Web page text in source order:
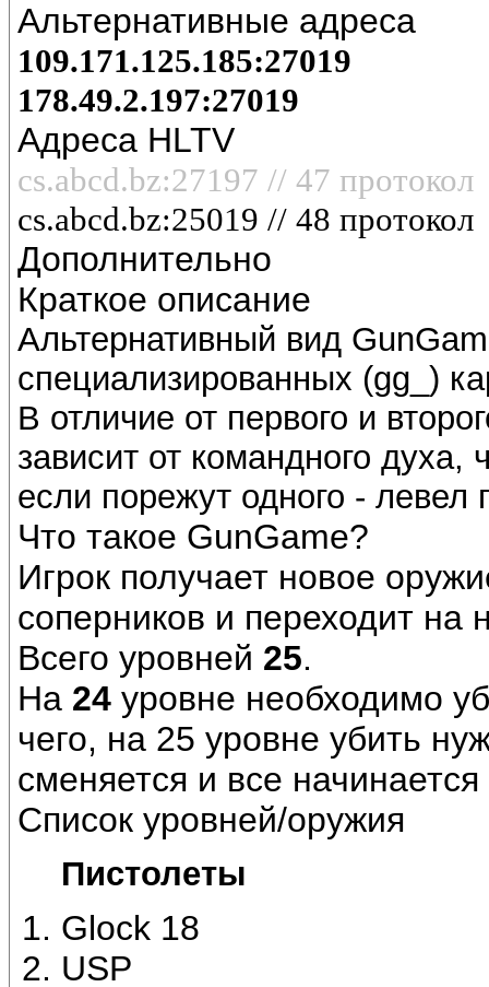
Альтернативные адреса
109.171.125.185:27019
178.49.2.197:27019
Адреса HLTV
cs.abcd.bz:27197 // 47 протокол
cs.abcd.bz:25019 // 48 протокол
Дополнительно
Краткое описание
Альтернативный вид
специализированных (gg_)
В отличие от первого и
зависит от командного духа,
если порежут одного - левел
Что такое GunGame?
Игрок получает новое
соперников и переходит на
Всего уровней 25.
На 24 уровне необходимо
чего, на 25 уровне убить
сменяется и все
Список уровней/оружия
Пистолеты
Glock 18
USP